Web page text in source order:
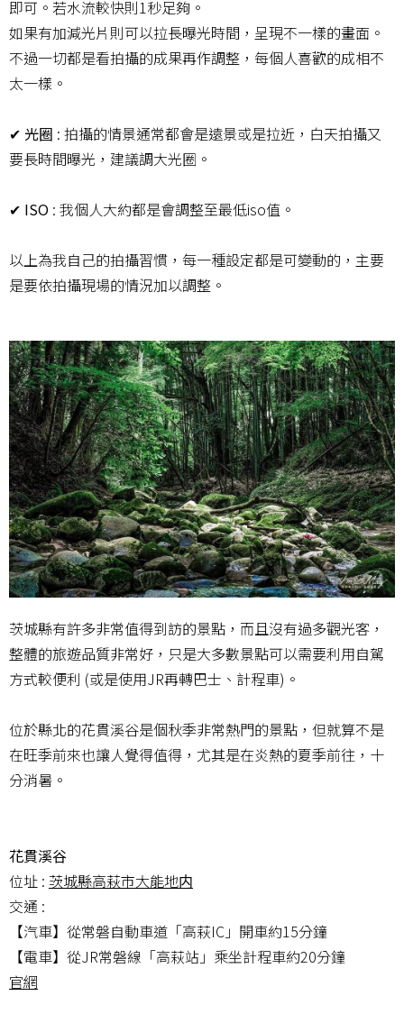
即可。若水流較快則1秒足夠。
如果有加減光片則可以拉長曝光時間，呈現不一樣的畫面。
不過一切都是看拍攝的成果再作調整，每個人喜歡的成相不
太一樣。
✔ 光圈 : 拍攝的情景通常都會是遠景或是拉近，白天拍攝又
要長時間曝光，建議調大光圈。
✔ ISO : 我個人大約都是會調整至最低iso值。
以上為我自己的拍攝習慣，每一種設定都是可變動的，主要
是要依拍攝現場的情況加以調整。
茨城縣有許多非常值得到訪的景點，而且沒有過多觀光客，
整體的旅遊品質非常好，只是大多數景點可以需要利用自駕
方式較便利 (或是使用JR再轉巴士、計程車)。
位於縣北的花貫溪谷是個秋季非常熱門的景點，但就算不是
在旺季前來也讓人覺得值得，尤其是在炎熱的夏季前往，十
分消暑。
花貫溪谷
位址 : 茨城縣高萩市大能地内
交通 :
【汽車】從常磐自動車道「高萩IC」開車約15分鐘
【電車】從JR常磐線「高萩站」乘坐計程車約20分鐘
官網